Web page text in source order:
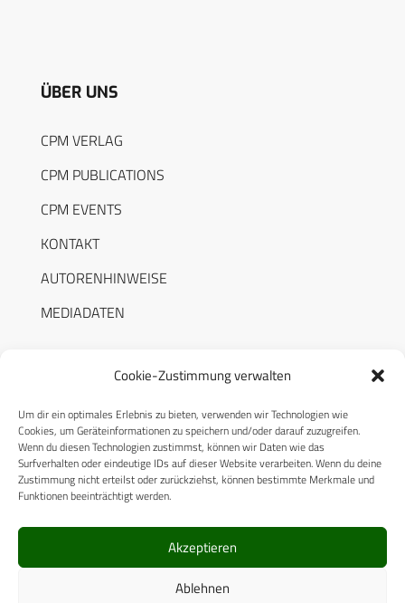
Cookie-Zustimmung verwalten
Um dir ein optimales Erlebnis zu bieten, verwenden wir Technologien wie
Cookies, um Geräteinformationen zu speichern und/oder darauf zuzugreifen.
Wenn du diesen Technologien zustimmst, können wir Daten wie das
Surfverhalten oder eindeutige IDs auf dieser Website verarbeiten. Wenn du deine
Zustimmung nicht erteilst oder zurückziehst, können bestimmte Merkmale und
Funktionen beeinträchtigt werden.
Akzeptieren
Ablehnen
ÜBER UNS
CPM VERLAG
CPM PUBLICATIONS
CPM EVENTS
KONTAKT
AUTORENHINWEISE
MEDIADATEN
RECHTLICHES
Datenschutzerklärung
Cookie-Richtlinie (EU)